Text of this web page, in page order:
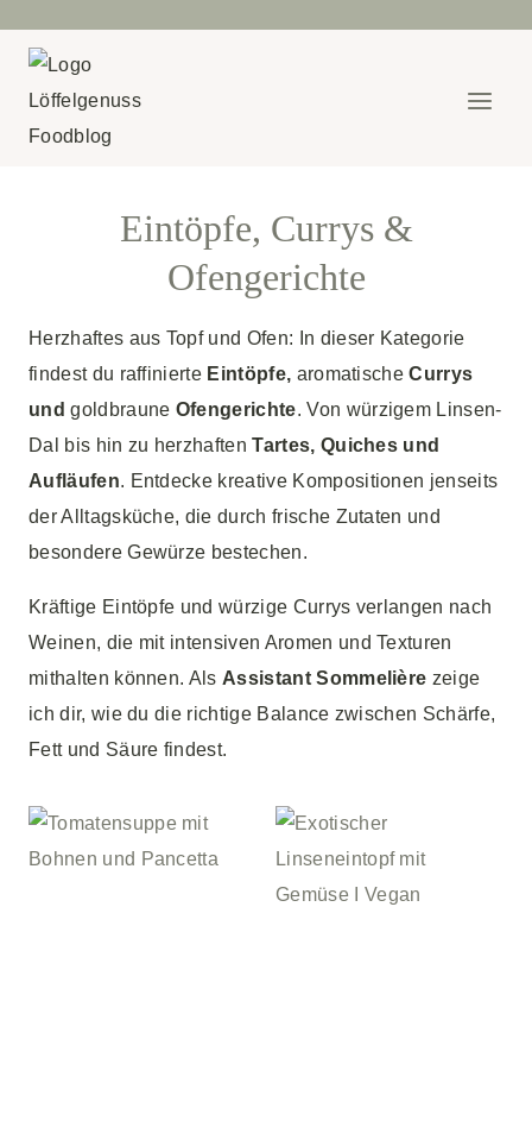
Inhalt
Eintöpfe, Currys &
Ofengerichte
Herzhaftes aus Topf und Ofen: In dieser Kategorie
findest du raffinierte Eintöpfe, aromatische Currys
undgoldbraune Ofengerichte. Von würzigem Linsen-
Dal bis hin zu herzhaftenTartes, Quiches und
Aufläufen. Entdecke kreative Kompositionen jenseits
der Alltagsküche, die durch frische Zutaten und
besondere Gewürze bestechen.
Kräftige Eintöpfe und würzige Currys verlangen nach
Weinen, die mit intensiven Aromen und Texturen
mithalten können. Als Assistant Sommelière zeige
ich dir, wie du die richtige Balance zwischen Schärfe,
Fett und Säure findest.